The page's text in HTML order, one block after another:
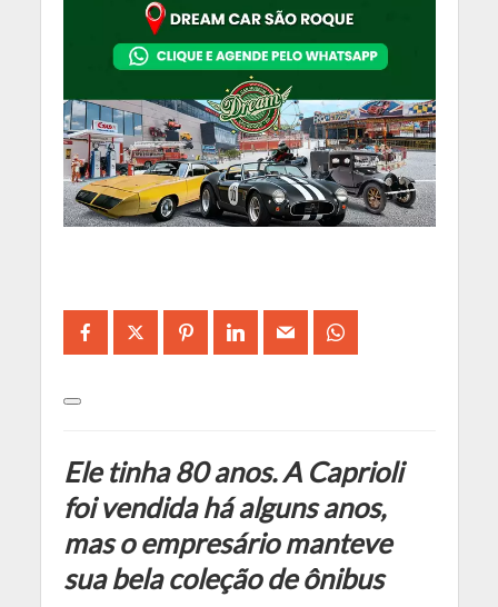
Ele tinha 80 anos. A Caprioli
foi vendida há alguns anos,
mas o empresário manteve
sua bela coleção de ônibus